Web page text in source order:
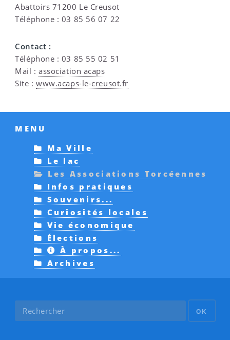
Abattoirs 71200 Le Creusot
Téléphone : 03 85 56 07 22
Contact :
Téléphone : 03 85 55 02 51
Mail :association acaps
Site :www.acaps-le-creusot.fr
MENU
Ma Ville
Le lac
Les Associations Torcéennes
Infos pratiques
Souvenirs...
Curiosités locales
Vie économique
Élections
À propos...
Archives
OK